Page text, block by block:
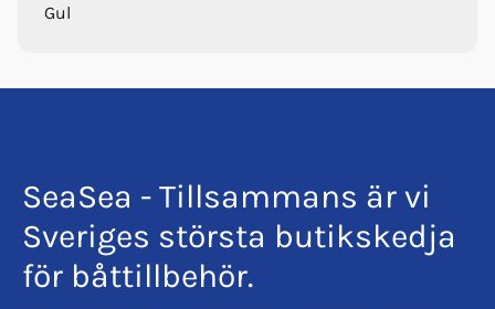
Gul
SeaSea - Tillsammans är vi
Sveriges största butikskedja
för båttillbehör.